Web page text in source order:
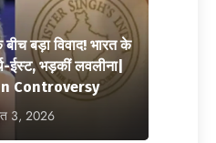
बड़ा विवाद! भारत के
ईस्ट, भड़कीं लवलीना|
Controversy
3, 2026